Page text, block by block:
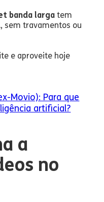
banda largatem
sem travamentos ou
e aproveite hoje
Movio): Para que
artificial?
a
no